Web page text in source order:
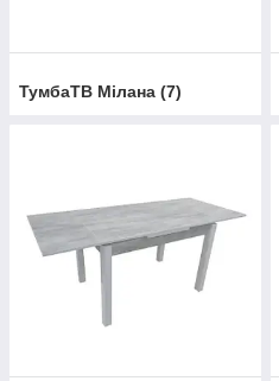
ТумбаТВ Мілана (7)